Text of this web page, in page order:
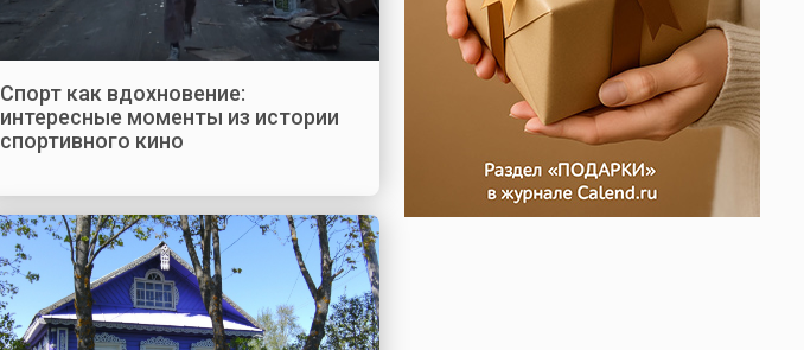
Спорт как вдохновение:
интересные моменты из истории
спортивного кино